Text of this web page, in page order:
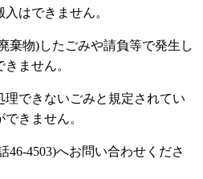
はできません。
物)したごみや請負等で発生し
ません。
できないごみと規定されてい
きません。
4503)へお問い合わせくださ